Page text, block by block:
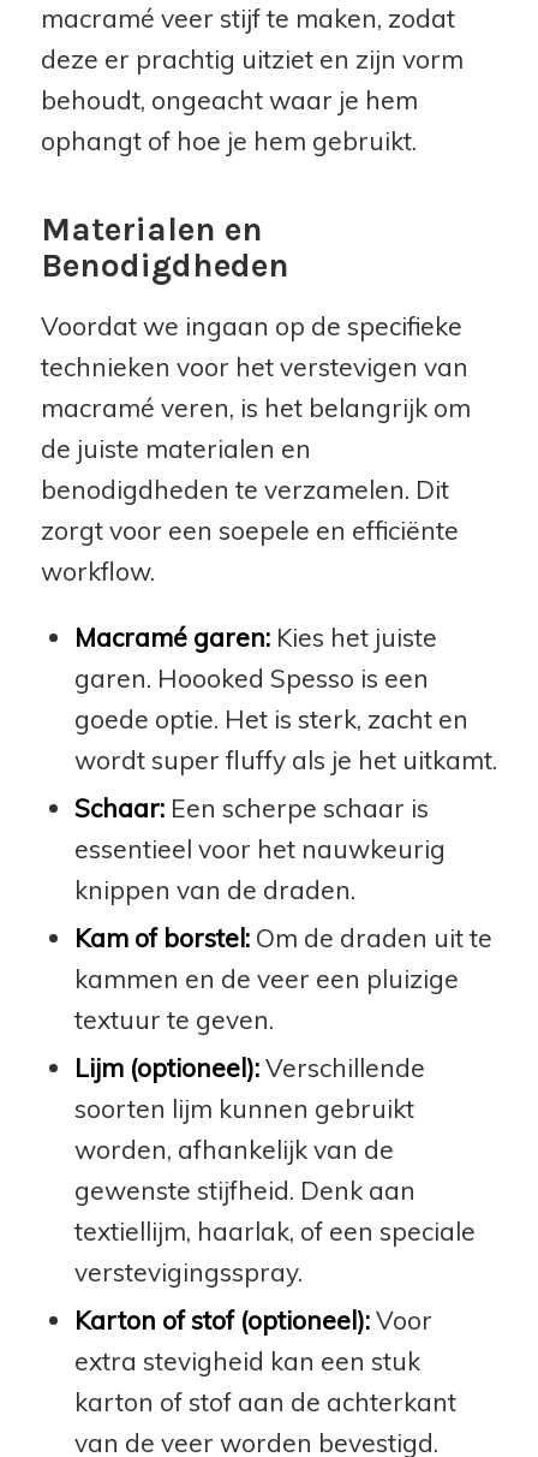
macramé veer stijf te maken, zodat
deze er prachtig uitziet en zijn vorm
behoudt, ongeacht waar je hem
ophangt of hoe je hem gebruikt.
Materialen en
Benodigdheden
Voordat we ingaan op de specifieke
technieken voor het verstevigen van
macramé veren, is het belangrijk om
de juiste materialen en
benodigdheden te verzamelen. Dit
zorgt voor een soepele en efficiënte
workflow.
Macramé garen:Kies het juiste
garen. Hoooked Spesso is een
goede optie. Het is sterk, zacht en
wordt super fluffy als je het uitkamt.
Schaar:Een scherpe schaar is
essentieel voor het nauwkeurig
knippen van de draden.
Kam of borstel:Om de draden uit te
kammen en de veer een pluizige
textuur te geven.
Lijm (optioneel):Verschillende
soorten lijm kunnen gebruikt
worden, afhankelijk van de
gewenste stijfheid. Denk aan
textiellijm, haarlak, of een speciale
verstevigingsspray.
Karton of stof (optioneel):Voor
extra stevigheid kan een stuk
karton of stof aan de achterkant
van de veer worden bevestigd.